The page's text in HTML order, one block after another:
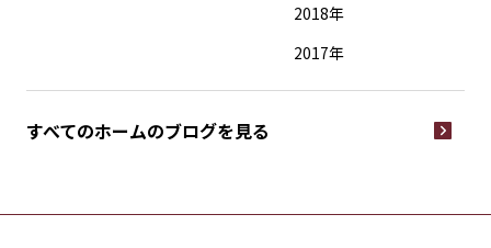
2018年
2017年
すべてのホームのブログを見る